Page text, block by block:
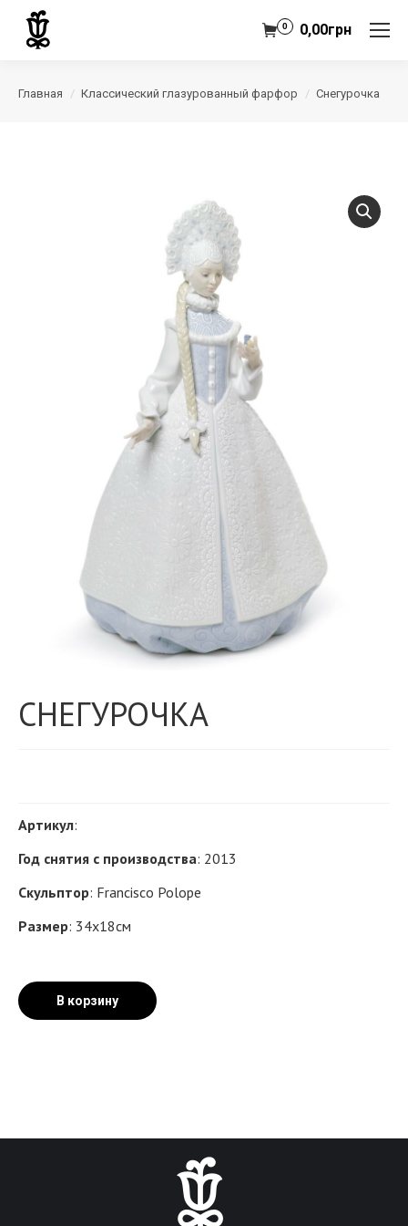
0,00грн
0
Главная Классический глазурованный фарфор Снегурочка
СНЕГУРОЧКА
Артикул:
Год снятия с производства: 2013
Скульптор: Francisco Polope
Размер: 34х18см
В корзину